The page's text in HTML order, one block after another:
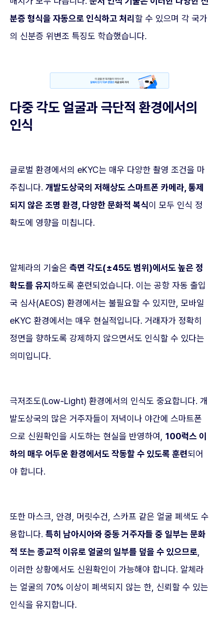
분증 형식을 자동으로 인식하고 처리 할 수 있으며 각 국가
의 신분증 위변조 특징도 학습했습니다.
다중 각도 얼굴과 극단적 환경에서의
인식
글로벌 환경에서의 eKYC는 매우 다양한 촬영 조건을 마
주칩니다. 개발도상국의 저해상도 스마트폰 카메라, 통제
되지 않은 조명 환경, 다양한 문화적 복식이 모두 인식 정
확도에 영향을 미칩니다.
알체라의 기술은 측면 각도(±45도 범위)에서도 높은 정
확도를 유지 하도록 훈련되었습니다. 이는 공항 자동 출입
국 심사(AEOS) 환경에서는 불필요할 수 있지만, 모바일
eKYC 환경에서는 매우 현실적입니다. 거래자가 정확히
정면을 향하도록 강제하지 않으면서도 인식할 수 있다는
의미입니다.
극저조도(Low-Light) 환경에서의 인식도 중요합니다. 개
발도상국의 많은 거주자들이 저녁이나 야간에 스마트폰
으로 신원확인을 시도하는 현실을 반영하여, 100럭스 이
하의 매우 어두운 환경에서도 작동할 수 있도록 훈련되어
야 합니다.
또한 마스크, 안경, 머릿수건, 스카프 같은 얼굴 폐색도 수
용합니다. 특히 남아시아와 중동 거주자들 중 일부는 문화
적 또는 종교적 이유로 얼굴의 일부를 덮을 수 있으므로
이러한 상황에서도 신원확인이 가능해야 합니다. 알체라
는 얼굴의 70% 이상이 폐색되지 않는 한, 신뢰할 수 있는
인식을 유지합니다.